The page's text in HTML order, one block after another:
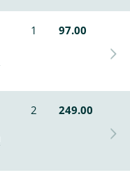
1
97.00
2
249.00